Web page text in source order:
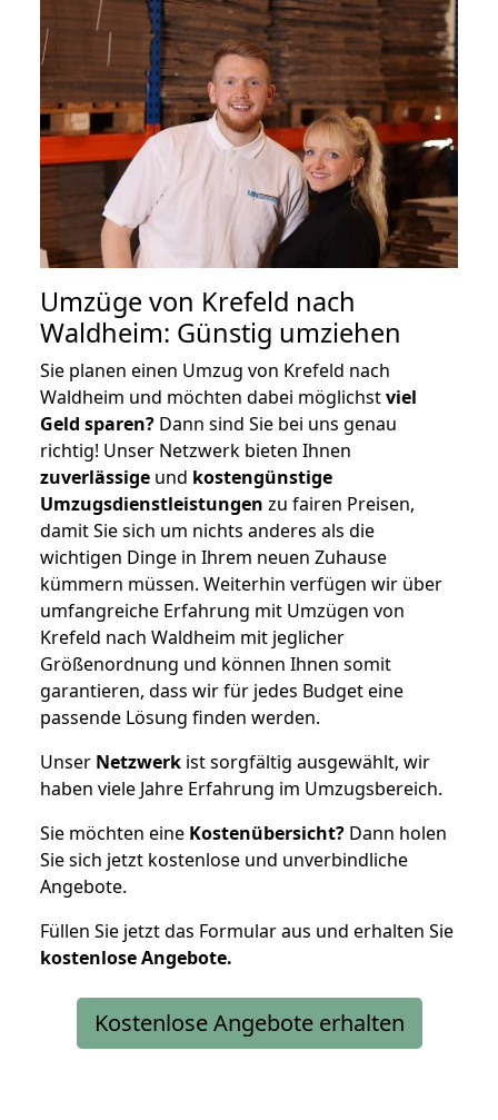
Umzüge von Krefeld nach
Waldheim: Günstig umziehen
Sie planen einen Umzug von Krefeld nach
Waldheim und möchten dabei möglichstviel
Geld sparen? Dann sind Sie bei uns genau
richtig! Unser Netzwerk bieten Ihnen
zuverlässige und kostengünstige
Umzugsdienstleistungen zu fairen Preisen,
damit Sie sich um nichts anderes als die
wichtigen Dinge in Ihrem neuen Zuhause
kümmern müssen. Weiterhin verfügen wir über
umfangreiche Erfahrung mit Umzügen von
Krefeld nach Waldheim mit jeglicher
Größenordnung und können Ihnen somit
garantieren, dass wir für jedes Budget eine
passende Lösung finden werden.
Unser Netzwerk ist sorgfältig ausgewählt, wir
haben viele Jahre Erfahrung im Umzugsbereich.
Sie möchten eine Kostenübersicht? Dann holen
Sie sich jetzt kostenlose und unverbindliche
Angebote.
Füllen Sie jetzt das Formular aus und erhalten Sie
kostenloseAngebote.
Kostenlose Angebote erhalten